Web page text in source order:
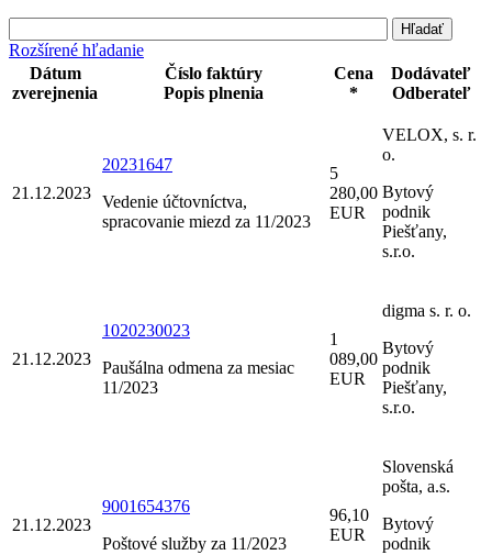
Rozšírené hľadanie
Dátum
zverejnenia
Číslo faktúry
Popis plnenia
Cena
*
Dodávateľ
Odberateľ
21.12.2023
20231647
Vedenie účtovníctva,
spracovanie miezd za 11/2023
5
280,00
EUR
VELOX, s. r.
o.
Bytový
podnik
Piešťany,
s.r.o.
21.12.2023
1020230023
Paušálna odmena za mesiac
11/2023
1
089,00
EUR
digma s. r. o.
Bytový
podnik
Piešťany,
s.r.o.
21.12.2023
9001654376
Poštové služby za 11/2023
96,10
EUR
Slovenská
pošta, a.s.
Bytový
podnik